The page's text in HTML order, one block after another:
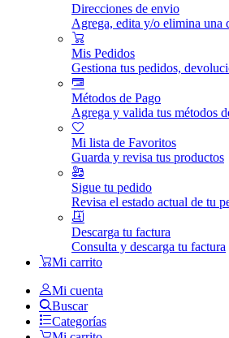
Direcciones de envio
Agrega, edita y/o elimina una
Mis Pedidos
Gestiona tus pedidos,
Métodos de Pago
Agrega y valida tus métodos
Mi lista de Favoritos
Guarda y revisa tus productos
Sigue tu pedido
Revisa el estado actual de tu
Descarga tu factura
Consulta y descarga tu factura
Mi carrito
Mi cuenta
Buscar
Categorías